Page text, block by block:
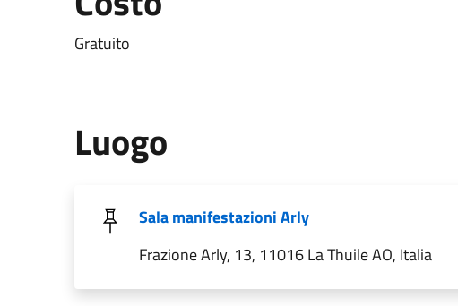
Gratuito
Luogo
Sala manifestazioni Arly
Frazione Arly, 13, 11016 La Thuile AO, Italia